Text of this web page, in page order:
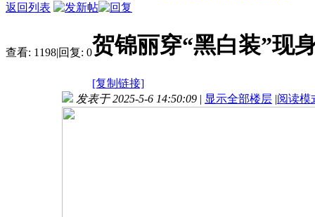
返回列表
查看: 1198|回复: 0贺锦丽穿“黑白装”现
[复制链接]
发表于 2025-5-6 14:50:09 | 显示全部楼层 |阅读模